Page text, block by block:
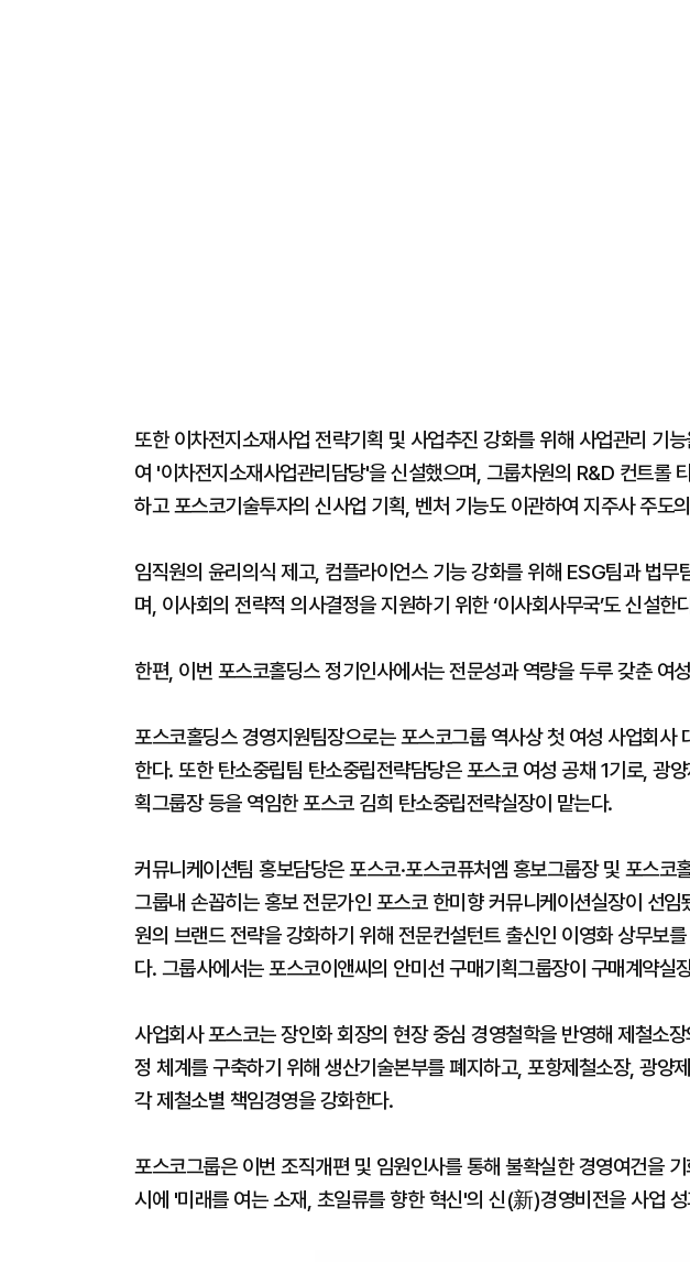
또한 이차전지소재사업 전략기획 및 사업추진 강화를 위해 사업관리 기
여 '이차전지소재사업관리담당'을 신설했으며, 그룹차원의 R&D 컨트롤
하고 포스코기술투자의 신사업 기획, 벤처 기능도 이관하여 지주사 주도
임직원의 윤리의식 제고, 컴플라이언스 기능 강화를 위해 ESG팀과 법무
며, 이사회의 전략적 의사결정을 지원하기 위한 ‘이사회사무국’도 신설한
한편, 이번 포스코홀딩스 정기인사에서는 전문성과 역량을 두루 갖춘 여
포스코홀딩스 경영지원팀장으로는 포스코그룹 역사상 첫 여성 사업회사
한다. 또한 탄소중립팀 탄소중립전략담당은 포스코 여성 공채 1기로, 광
획그룹장 등을 역임한 포스코 김희 탄소중립전략실장이 맡는다.
커뮤니케이션팀 홍보담당은 포스코·포스코퓨처엠 홍보그룹장 및 포스코
그룹내 손꼽히는 홍보 전문가인 포스코 한미향 커뮤니케이션실장이 선
원의 브랜드 전략을 강화하기 위해 전문컨설턴트 출신인 이영화 상무보
다. 그룹사에서는 포스코이앤씨의 안미선 구매기획그룹장이 구매계약실
사업회사 포스코는 장인화 회장의 현장 중심 경영철학을 반영해 제철소
정 체계를 구축하기 위해 생산기술본부를 폐지하고, 포항제철소장, 광양
각 제철소별 책임경영을 강화한다.
포스코그룹은 이번 조직개편 및 임원인사를 통해 불확실한 경영여건을
시에 '미래를 여는 소재, 초일류를 향한 혁신'의 신(新)경영비전을 사업